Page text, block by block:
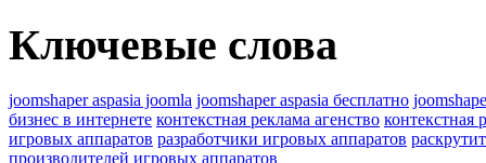
Ключевые слова
joomshaper aspasia joomla joomshaper aspasia бесплатно
бизнес в интернете контекстная реклама агенство контекстная
игровых аппаратов разработчики игровых аппаратов
производителей игровых аппаратов